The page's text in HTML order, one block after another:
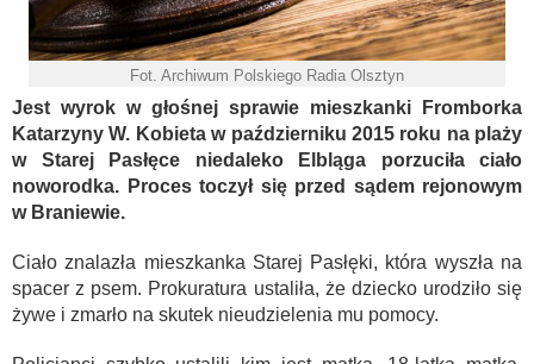
Fot. Archiwum Polskiego Radia Olsztyn
Jest wyrok w głośnej sprawie mieszkanki Fromborka
Katarzyny W. Kobieta w październiku 2015 roku na plaży
w Starej Pasłęce niedaleko Elbląga porzuciła ciało
noworodka. Proces toczył się przed sądem rejonowym
w Braniewie.
Ciało znalazła mieszkanka Starej Pasłęki, która wyszła na
spacer z psem. Prokuratura ustaliła, że dziecko urodziło się
żywe i zmarło na skutek nieudzielenia mu pomocy.